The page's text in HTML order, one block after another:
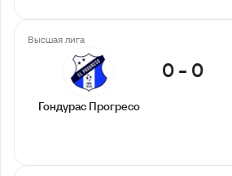
Высшая лига
Гондурас Прогресо
0 - 0